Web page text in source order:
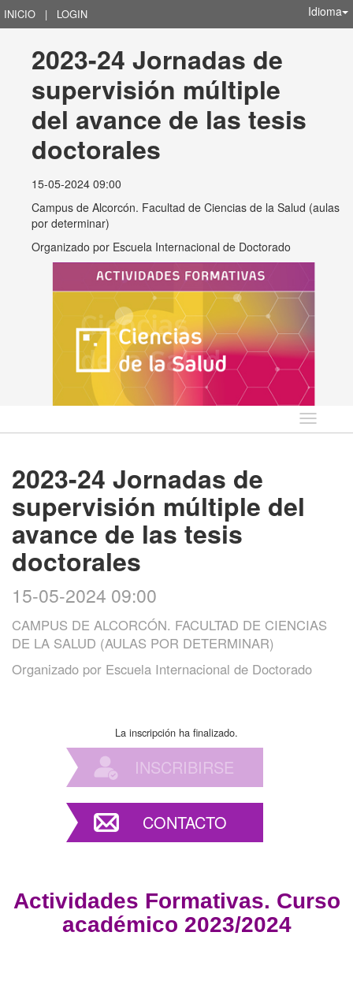
INICIO | LOGIN Idioma
2023-24 Jornadas de
supervisión múltiple
del avance de las tesis
doctorales
15-05-2024 09:00
Campus de Alcorcón. Facultad de Ciencias de la Salud (aulas
por determinar)
Organizado por Escuela Internacional de Doctorado
Idioma
2023-24 Jornadas de
supervisión múltiple del
avance de las tesis
doctorales
15-05-2024 09:00
CAMPUS DE ALCORCÓN. FACULTAD DE CIENCIAS
DE LA SALUD (AULAS POR DETERMINAR)
Organizado por Escuela Internacional de Doctorado
La inscripción ha finalizado.
INSCRIBIRSE
CONTACTO
Actividades Formativas. Curso
académico 2023/2024